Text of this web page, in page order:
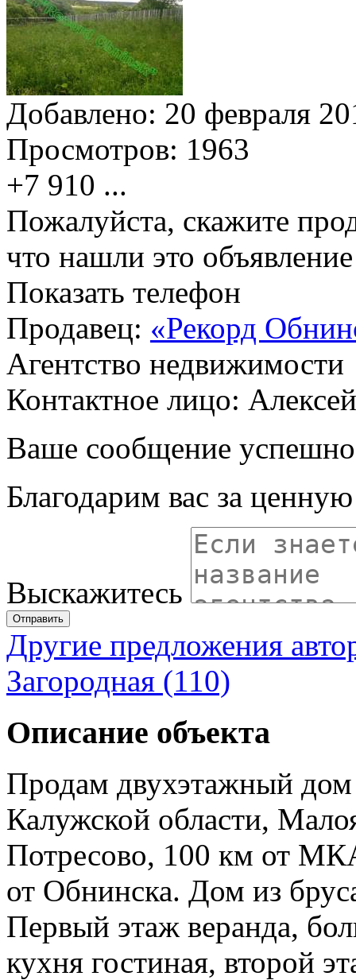
Добавлено: 20 февраля
Просмотров: 1963
+7 910 ...
Пожалуйста, скажите
что нашли это
Показать телефон
Продавец: «Рекорд
Агентство недвижимости
Контактное лицо: Алексей
Ваше сообщение успешно
Благодарим вас за
Выскажитесь
Отправить
Другие предложения
Загородная (110)
Описание объекта
Продам двухэтажный
Калужской области,
Потресово, 100 км от
от Обнинска. Дом из
Первый этаж веранда,
кухня гостиная, второй